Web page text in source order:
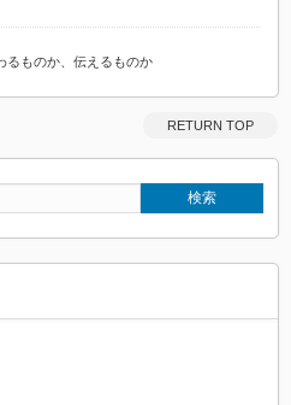
るものか、伝えるものか
RETURN TOP